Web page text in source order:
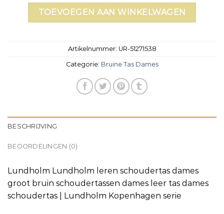
TOEVOEGEN AAN WINKELWAGEN
Artikelnummer: UR-51271538
Categorie: Bruine Tas Dames
BESCHRIJVING
BEOORDELINGEN (0)
Lundholm Lundholm leren schoudertas dames
groot bruin schoudertassen dames leer tas dames
schoudertas | Lundholm Kopenhagen serie